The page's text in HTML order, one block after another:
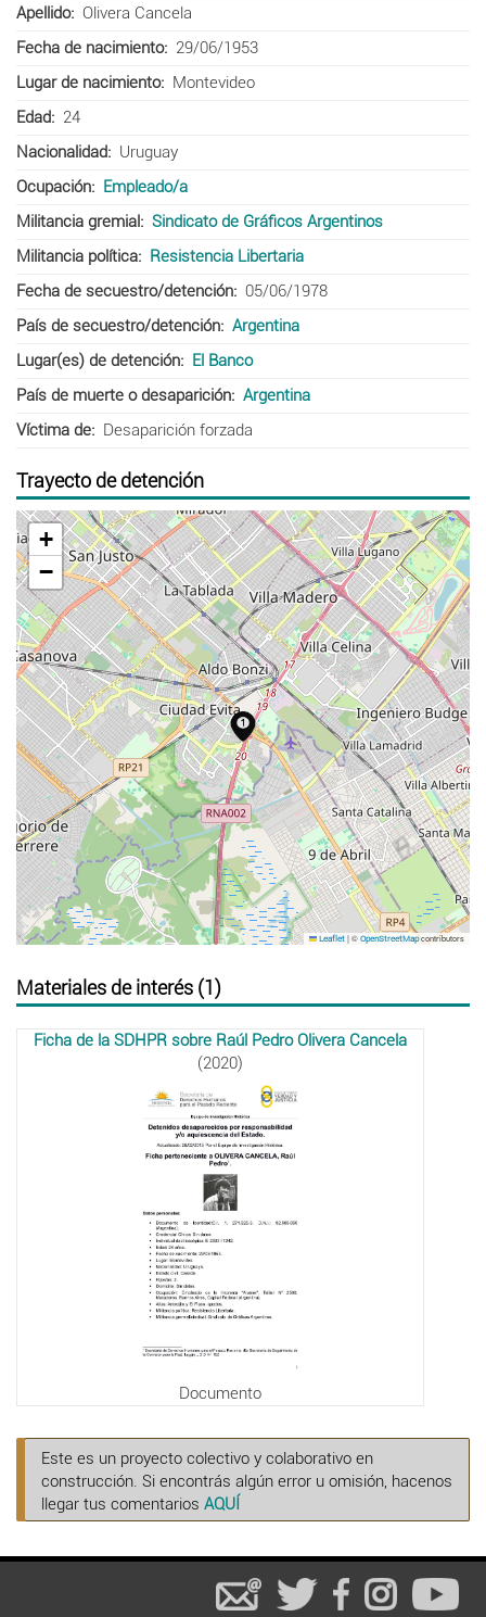
Apellido
Olivera Cancela
Fecha de nacimiento
29/06/1953
Lugar de nacimiento
Montevideo
Edad
24
Nacionalidad
Uruguay
Ocupación
Empleado/a
Militancia gremial
Sindicato de Gráficos Argentinos
Militancia política
Resistencia Libertaria
Fecha de secuestro/detención
05/06/1978
País de secuestro/detención
Argentina
Lugar(es) de detención
El Banco
País de muerte o desaparición
Argentina
Víctima de
Desaparición forzada
Trayecto de detención
+
−
Leaflet |© OpenStreetMapcontributors
Materiales de interés (1)
Ficha de la SDHPR sobre Raúl Pedro Olivera Cancela
(2020)
Documento
Este es un proyecto colectivo y colaborativo en
construcción. Si encontrás algún error u omisión, hacenos
llegar tus comentarios AQUÍ